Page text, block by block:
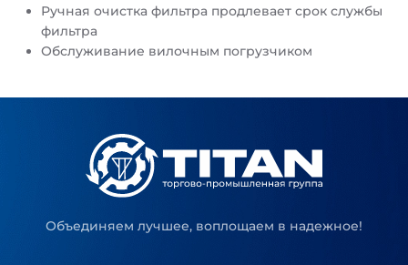
Ручная очистка фильтра продлевает срок службы
фильтра
Обслуживание вилочным погрузчиком
Объединяем лучшее, воплощаем в надежное!